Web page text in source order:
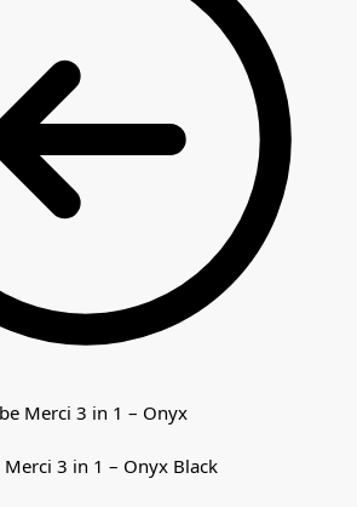
3 in 1 – Onyx Black